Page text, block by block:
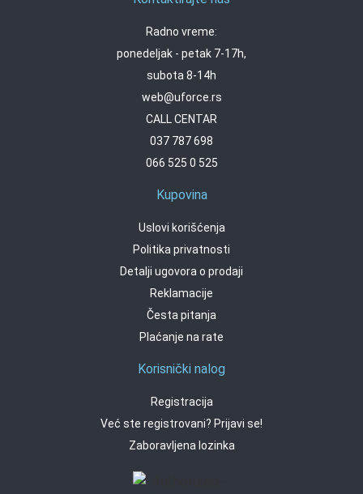
Radno vreme:
ponedeljak - petak 7-17h,
subota 8-14h
web@uforce.rs
CALL CENTAR
037 787 698
066 525 0 525
Kupovina
Uslovi korišćenja
Politika privatnosti
Detalji ugovora o prodaji
Reklamacije
Česta pitanja
Plaćanje na rate
Korisnički nalog
Registracija
Već ste registrovani? Prijavi se!
Zaboravljena lozinka